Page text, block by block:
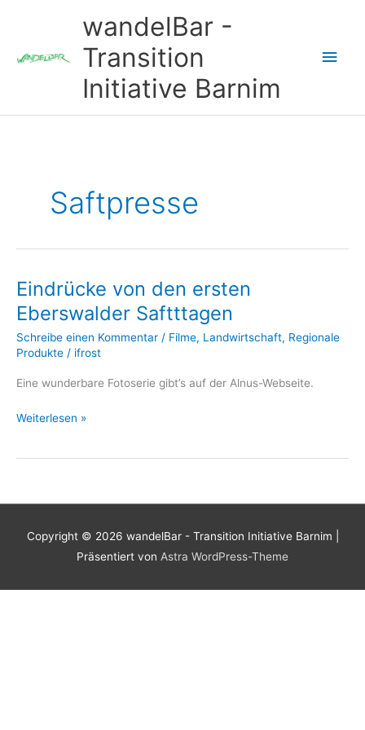
wandelBar -
Transition
Initiative Barnim
Saftpresse
Eindrücke von den ersten
Eberswalder Saftttagen
Schreibe einen Kommentar / Filme, Landwirtschaft, Regionale
Produkte / ifrost
Eine wunderbare Fotoserie gibt’s auf der Alnus-Webseite.
Eindrücke
Saftttagen
Weiterlesen »
Copyright © 2026 wandelBar - Transition Initiative Barnim
Präsentiert von Astra WordPress-Theme